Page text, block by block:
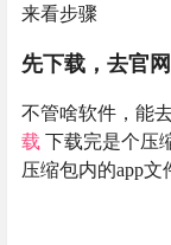
来看步骤
先下载，去官网
不管啥软件，能
载 下载完是个压
压缩包内的app文